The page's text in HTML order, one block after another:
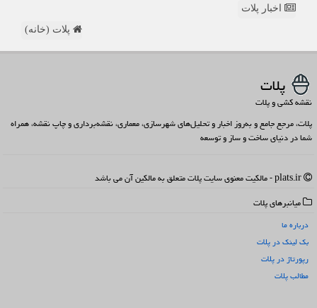
اخبار پلات
پلات (خانه)
پلات
نقشه کشی و پلات
پلات، مرجع جامع و به‌روز اخبار و تحلیل‌های شهرسازی، معماری، نقشه‌برداری و چاپ نقشه، همراه
شما در دنیای ساخت و ساز و توسعه
میانبرهای پلات
درباره ما
بک لینک در پلات
رپورتاژ در پلات
مطالب پلات